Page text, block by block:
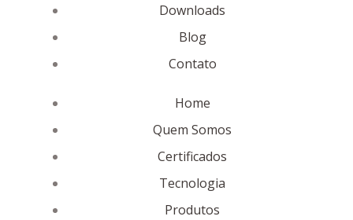
Downloads
Blog
Contato
Home
Quem Somos
Certificados
Tecnologia
Produtos